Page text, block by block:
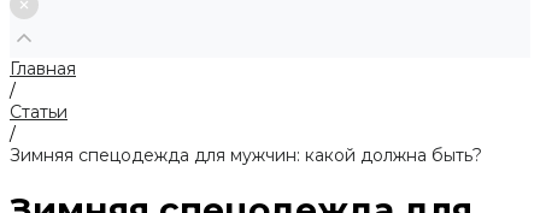
Главная
/
Статьи
/
Зимняя спецодежда для мужчин: какой должна быть?